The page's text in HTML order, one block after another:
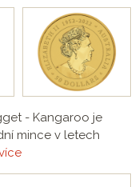
- Kangaroo je
mince v letech